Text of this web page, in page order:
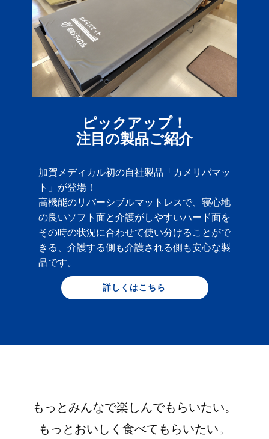
ピックアップ！
注目の製品ご紹介
加賀メディカル初の自社製品「カメリバマッ
ト」が登場！
高機能のリバーシブルマットレスで、寝心地
の良いソフト面と介護がしやすいハード面を
その時の状況に合わせて使い分けることがで
きる、介護する側も介護される側も安心な製
品です。
詳しくはこちら
もっとみんなで楽しんでもらいたい。
もっとおいしく食べてもらいたい。